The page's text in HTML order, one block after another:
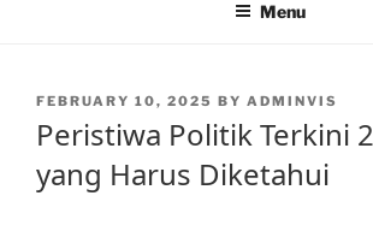
Menu
POSTED
FEBRUARY 10, 2025 BY ADMINVIS
Peristiwa Politik Terkini
yang Harus Diketahui